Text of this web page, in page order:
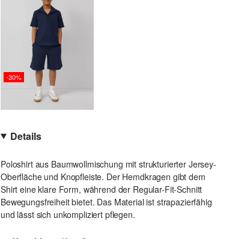
-30%
Details
Poloshirt aus Baumwollmischung mit strukturierter Jersey-
Oberfläche und Knopfleiste. Der Hemdkragen gibt dem
Shirt eine klare Form, während der Regular-Fit-Schnitt
Bewegungsfreiheit bietet. Das Material ist strapazierfähig
und lässt sich unkompliziert pflegen.